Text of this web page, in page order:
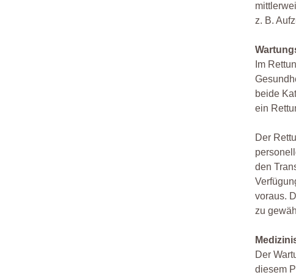
z. B.
Im
beide
ein
Der
den
voraus.
zu
Der
diesem